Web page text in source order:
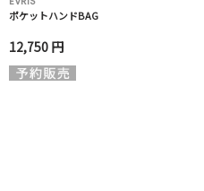
ポケットハンドBAG
12,750 円